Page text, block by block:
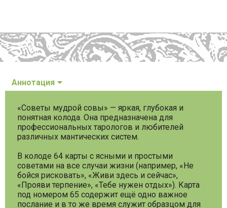
Аннотация
«Советы мудрой совы» — яркая, глубокая и
понятная колода. Она предназначена для
профессиональных тарологов и любителей
различных мантических систем.
В колоде 64 карты с ясными и простыми
советами на все случаи жизни (например, «Не
бойся рисковать», «Живи здесь и сейчас»,
«Прояви терпение», «Тебе нужен отдых»). Карта
под номером 65 содержит ещё одно важное
послание и в то же время служит образцом для